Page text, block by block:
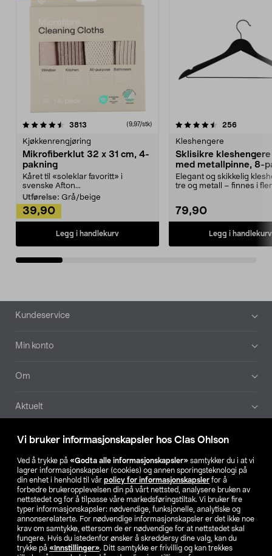
Vi bruker informasjonskapsler hos Clas Ohlson
Ved å trykke på «Godta alle informasjonskapsler» samtykker du i at vi
lagrer informasjonskapsler (cookies) og annen sporingsteknologi på
din enhet i henhold til vår policy for informasjonskapsler for å
forbedre brukeropplevelsen din på vårt nettsted, analysere bruken av
nettstedet og for å tilpasse våre markedsføringstiltak. Vi bruker fire
typer informasjonskapsler: nødvendige, funksjonelle, analytiske og
annonserelaterte. For nødvendige informasjonskapsler er det ikke noe
krav om samtykke, ettersom de er nødvendige for at nettstedet skal
fungere. Hvis du istedenfor ønsker å skreddersy dine valg, kan du
trykke på «Innstillinger». Ditt samtykke er frivillig og kan trekkes
3813 anmeldelser(9,97/stk)
Kjøkkenrengjøring
Mikrofiberklut 32 x 31 cm, 4-
pakning
Kåret til «soleklar favoritt» i
svenske Afton...
Utførelse: Grå/beige
39,90
Legg i handlekurv
4.5av 5 stjerner 256
Kleshengere
Sklisikre
med metallpinne, 8-
Elegant og skikkelig
tre og metall – finnes i
79,90
Legg i handlekurv
4.5av 5 stjerner
Bunntekst
Kundeservice
Min konto
Om
Aktuelt
Våre selskaper
Finn din butikk
SE NO FI